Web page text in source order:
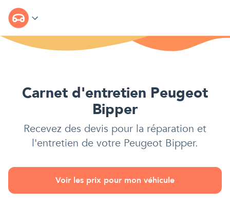
Carnet d'entretien Peugeot
Bipper
Recevez des devis pour la réparation et
l'entretien de votre Peugeot Bipper.
Voir les prix pour mon véhicule